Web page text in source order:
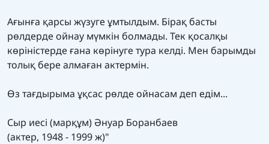
Ағынға қарсы жүзуге ұмтылдым. Бірақ басты
рөлдерде ойнау мүмкін болмады. Тек қосалқы
көріністерде ғана көрінуге тура келді. Мен барымды
толық бере алмаған актермін.
Өз тағдырыма ұқсас рөлде ойнасам деп едім...
Сыр иесі (марқұм) Әнуар Боранбаев
(актер, 1948 - 1999 ж)"